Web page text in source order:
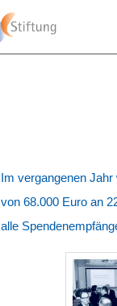
Im vergangenen
von 68.000 Euro an
alle